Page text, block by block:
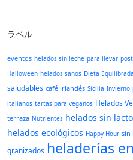
ラベル
eventos helados sin leche para llevar
Halloween helados sanos Dieta
saludables café irlandés Sicilia Invierno
italianos tartas para veganos Helados
terraza Nutrientes helados sin
helados ecológicos Happy Hour sin
granizados heladerías